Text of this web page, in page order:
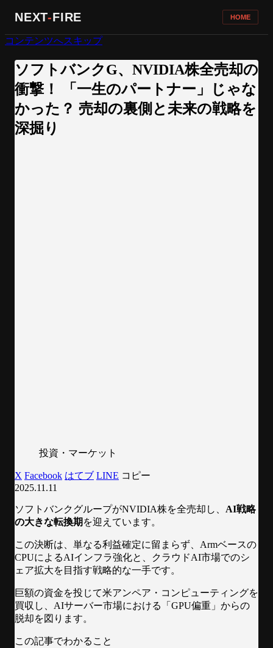
NEXT-FIRE HOME
コンテンツへスキップ
ソフトバンクG、NVIDIA株全売却の
衝撃！ 「一生のパートナー」じゃな
かった？ 売却の裏側と未来の戦略を
深掘り
投資・マーケット
X Facebook はてブ LINE コピー
2025.11.11
ソフトバンクグループがNVIDIA株を全売却し、 AI戦略
の大きな転換期 を迎えています。
この決断は、単なる利益確定に留まらず、Armベースの
CPUによるAIインフラ強化と、クラウドAI市場でのシ
ェア拡大を目指す戦略的な一手です。
巨額の資金を投じて米アンペア・コンピューティングを
買収し、AIサーバー市場における「GPU偏重」からの
脱却を図ります。
この記事でわかること